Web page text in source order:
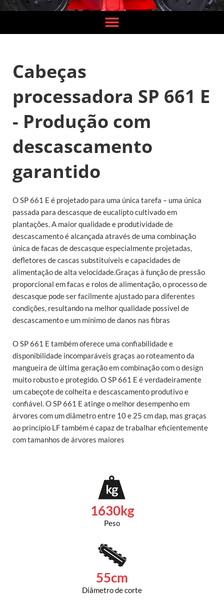
Cabeças
processadora SP 661 E
- Produção com
descascamento
garantido
O SP 661 E é projetado para uma única tarefa – uma única
passada para descasque de eucalipto cultivado em
plantações. A maior qualidade e produtividade de
descascamento é alcançada através de uma combinação
única de facas de descasque especialmente projetadas,
defletores de cascas substituíveis e capacidades de
alimentação de alta velocidade.Graças à função de pressão
proporcional em facas e rolos de alimentação, o processo de
descasque pode ser facilmente ajustado para diferentes
condições, resultando na melhor qualidade possível de
descascamento e um mínimo de danos nas fibras
O SP 661 E também oferece uma confiabilidade e
disponibilidade incomparáveis graças ao roteamento da
mangueira de última geração em combinação com o design
muito robusto e protegido. O SP 661 E é verdadeiramente
um cabeçote de colheita e descascamento produtivo e
confiável. O SP 661 E atinge o melhor desempenho em
árvores com um diâmetro entre 10 e 25 cm dap, mas graças
ao princípio LF também é capaz de trabalhar eficientemente
com tamanhos de árvores maiores
1630kg
Peso
55cm
Diâmetro de corte